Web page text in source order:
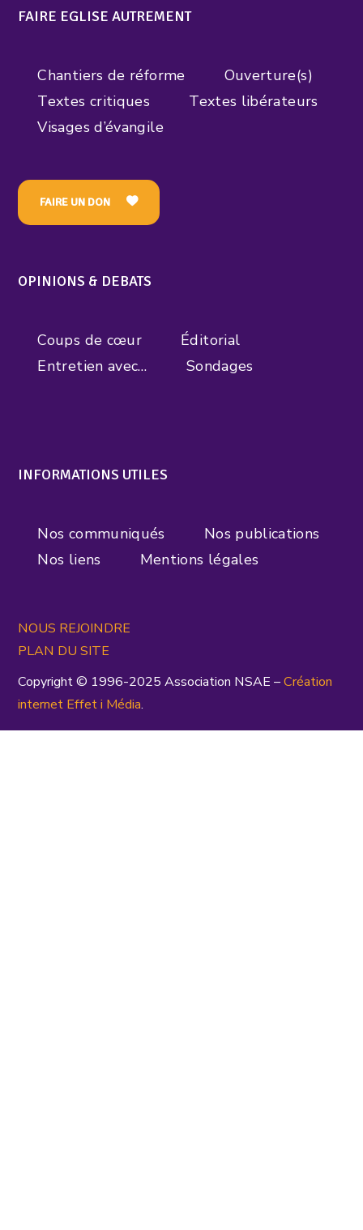
FAIRE EGLISE AUTREMENT
Chantiers de réforme
Ouverture(s)
Textes critiques
Textes libérateurs
Visages d’évangile
FAIRE UN DON
OPINIONS & DEBATS
Coups de cœur
Éditorial
Entretien avec…
Sondages
INFORMATIONS UTILES
Nos communiqués
Nos publications
Nos liens
Mentions légales
NOUS REJOINDRE
PLAN DU SITE
Copyright © 1996-2025 Association NSAE –Création
internet Effet i Média.